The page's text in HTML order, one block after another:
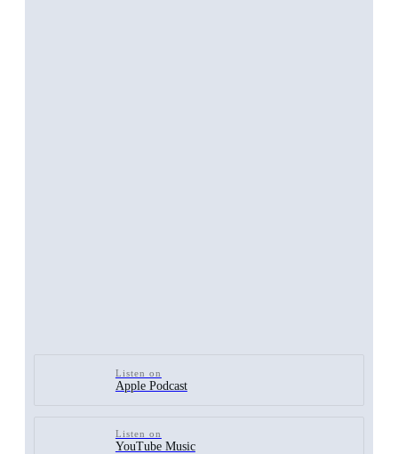
Listen on
Apple Podcast
Listen on
YouTube Music